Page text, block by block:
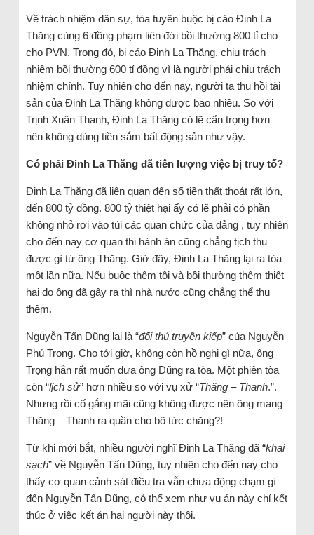
Về trách nhiệm dân sự, tòa tuyên buộc bị cáo Đinh La
Thăng cùng 6 đồng phạm liên đới bồi thường 800 tỉ cho
cho PVN. Trong đó, bị cáo Đinh La Thăng, chịu trách
nhiệm bồi thường 600 tỉ đồng vì là người phải chịu trách
nhiệm chính. Tuy nhiên cho đến nay, người ta thu hồi tài
sản của Đinh La Thăng không được bao nhiêu. So với
Trịnh Xuân Thanh, Đinh La Thăng có lẽ cẩn trọng hơn
nên không dùng tiền sắm bất động sản như vậy.
Có phải Đinh La Thăng đã tiên lượng việc bị truy tố?
Đinh La Thăng đã liên quan đến số tiền thất thoát rất lớn,
đến 800 tỷ đồng. 800 tỷ thiệt hại ấy có lẽ phải có phần
không nhỏ rơi vào túi các quan chức của đảng , tuy nhiên
cho đến nay cơ quan thi hành án cũng chẳng tịch thu
được gì từ ông Thăng. Giờ đây, Đinh La Thăng lại ra tòa
một lần nữa. Nếu buộc thêm tội và bồi thường thêm thiệt
hại do ông đã gây ra thì nhà nước cũng chẳng thể thu
thêm.
Nguyễn Tấn Dũng lại là “đối thủ truyền kiếp” của Nguyễn
Phú Trọng. Cho tới giờ, không còn hồ nghi gì nữa, ông
Trọng hẳn rất muốn đưa ông Dũng ra tòa. Một phiên tòa
còn “lịch sử” hơn nhiều so với vụ xử “Thăng – Thanh.”.
Nhưng rồi cố gắng mãi cũng không được nên ông mang
Thăng – Thanh ra quần cho bõ tức chăng?!
Từ khi mới bắt, nhiều người nghĩ Đinh La Thăng đã “khai
sạch” về Nguyễn Tấn Dũng, tuy nhiên cho đến nay cho
thấy cơ quan cảnh sát điều tra vẫn chưa động chạm gì
đến Nguyễn Tấn Dũng, có thể xem như vụ án này chỉ kết
thúc ở việc kết án hai người này thôi.